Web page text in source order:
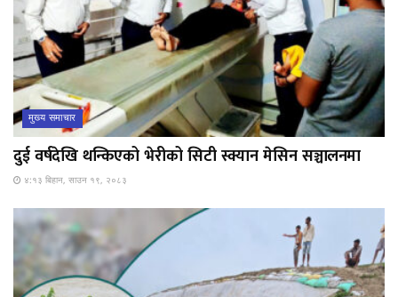
मुख्य समाचार
दुई वर्षदेखि थन्किएको भेरीको सिटी स्क्यान मेसिन सञ्चालनमा
४:१३ बिहान, साउन १९, २०८३